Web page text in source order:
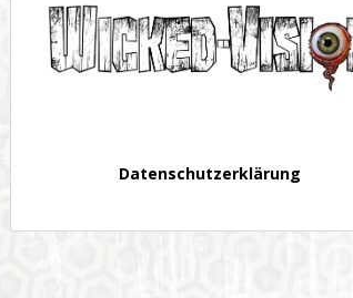
Datenschutzerklärung